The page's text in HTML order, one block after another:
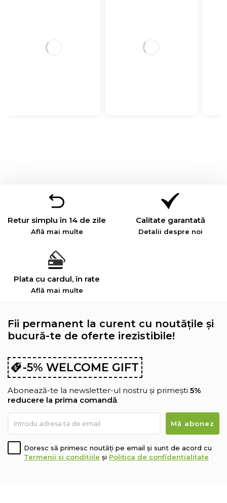
Retur simplu în 14 de zile
Află mai multe
Calitate garantată
Detalii despre noi
Plata cu cardul, în rate
Află mai multe
Fii permanent la curent cu noutățile și
bucură-te de oferte irezistibile!
-5% WELCOME GIFT
Abonează-te la newsletter-ul nostru și primești 5%
reducere la prima comandă.
Doresc să primesc noutăți pe email și sunt de acord cu
Termenii și condițiile și Politica de confidențialitate